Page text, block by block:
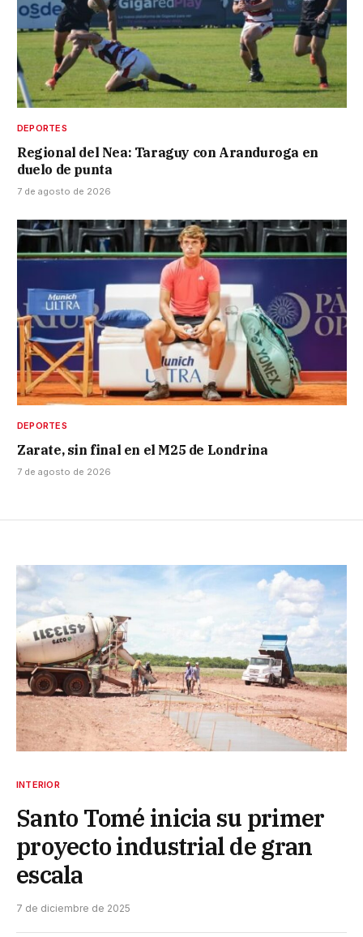
DEPORTES
Regional del Nea: Taraguy con Aranduroga en
duelo de punta
7 de agosto de 2026
DEPORTES
Zarate, sin final en el M25 de Londrina
7 de agosto de 2026
INTERIOR
Santo Tomé inicia su primer
proyecto industrial de gran
escala
7 de diciembre de 2025